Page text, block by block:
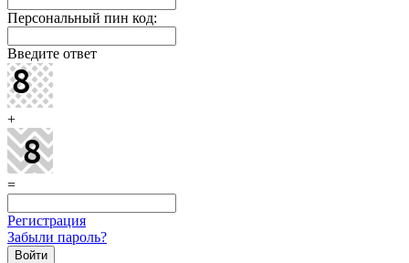
Персональный пин код:
Введите ответ
+
=
Регистрация
Забыли пароль?